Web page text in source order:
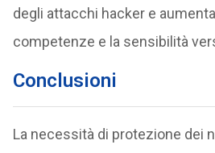
degli attacchi hacker e
competenze e la sensibilità
Conclusioni
La necessità di protezione dei